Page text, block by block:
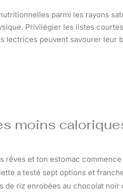
parmi les rayons
Privilégier les listes
lectrices peuvent savourer leur
moins
rêves et ton estomac
a testé sept options et
de riz enrobées au chocolat noir